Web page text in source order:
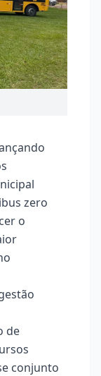
zero
o
de
conjunto